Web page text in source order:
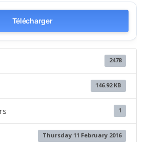
Télécharger
2478
146.92 KB
1
Thursday 11 February 2016